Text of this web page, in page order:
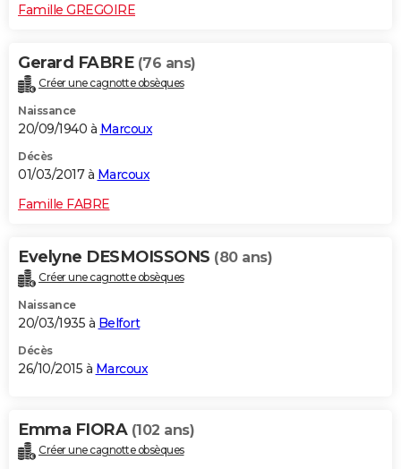
Famille GREGOIRE
Gerard FABRE (76 ans)
Créer une cagnotte obsèques
Naissance
20/09/1940 à Marcoux
Décès
01/03/2017 à Marcoux
Famille FABRE
Evelyne DESMOISSONS (80 ans)
Créer une cagnotte obsèques
Naissance
20/03/1935 à Belfort
Décès
26/10/2015 à Marcoux
Emma FIORA (102 ans)
Créer une cagnotte obsèques